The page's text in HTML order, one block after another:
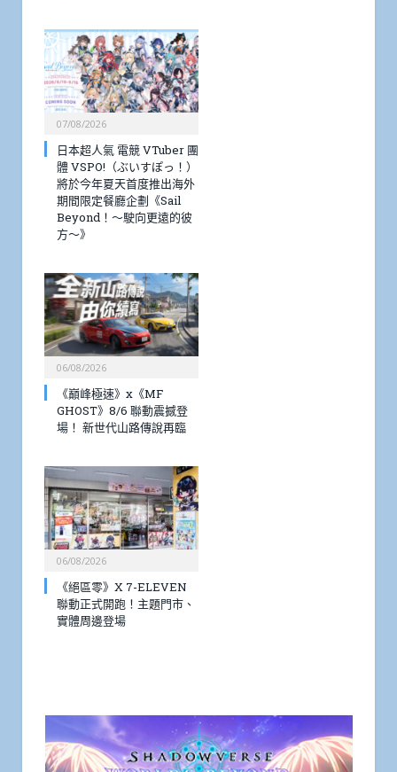
07/08/2026
日本超人氣 電競 VTuber 團
體 VSPO!（ぶいすぽっ！）
將於今年夏天首度推出海外
期間限定餐廳企劃《Sail
Beyond！～駛向更遠的彼
方～》
06/08/2026
《巔峰極速》x《MF
GHOST》8/6 聯動震撼登
場！ 新世代山路傳說再臨
06/08/2026
《絕區零》X 7-ELEVEN
聯動正式開跑！主題門市、
實體周邊登場